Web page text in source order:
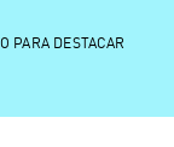
PARA DESTACAR